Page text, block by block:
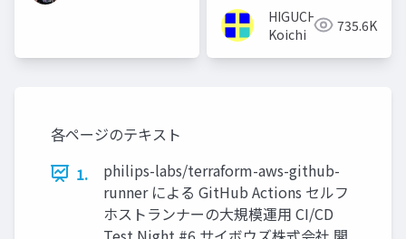
HIGUCHI
Koichi
735.6K
各ページのテキスト
1.
philips-labs/terraform-aws-github-
runner による GitHub Actions セルフ
ホストランナーの⼤規模運⽤ CI/CD